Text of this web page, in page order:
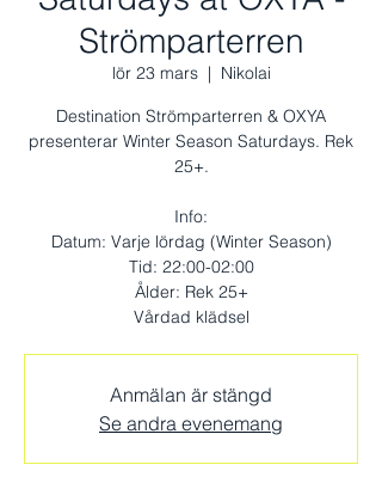
Strömparterren
lör 23 mars
  |
Nikolai
Destination Strömparterren & OXYA
presenterar Winter Season Saturdays. Rek
25+.
Info:
Datum: Varje lördag (Winter Season)
Tid: 22:00-02:00
Ålder: Rek 25+
Vårdad klädsel
Anmälan är stängd
Se andra evenemang